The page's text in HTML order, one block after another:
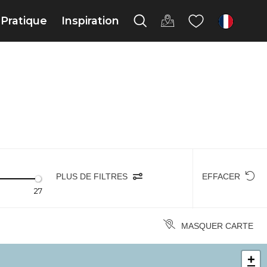
Pratique Inspiration fr
27
PLUS DE FILTRES EFFACER
MASQUER CARTE
+